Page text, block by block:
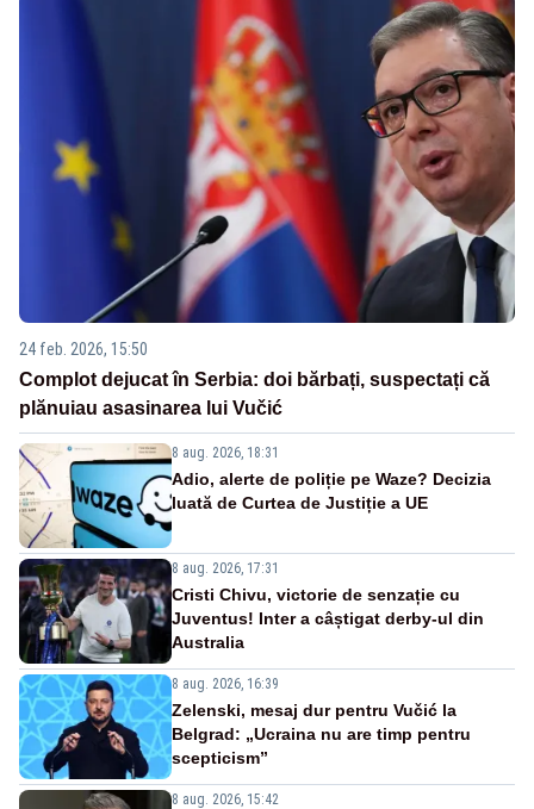
24 feb. 2026, 15:50
Complot dejucat în Serbia: doi bărbați, suspectați că
plănuiau asasinarea lui Vučić
8 aug. 2026, 18:31
Adio, alerte de poliție pe Waze? Decizia
luată de Curtea de Justiție a UE
8 aug. 2026, 17:31
Cristi Chivu, victorie de senzație cu
Juventus! Inter a câștigat derby-ul din
Australia
8 aug. 2026, 16:39
Zelenski, mesaj dur pentru Vučić la
Belgrad: „Ucraina nu are timp pentru
scepticism”
8 aug. 2026, 15:42